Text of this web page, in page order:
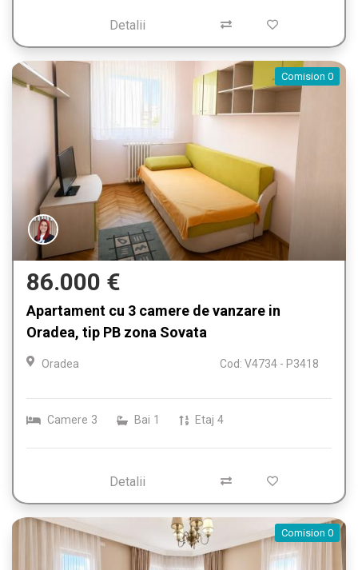
Detalii
Comision 0
86.000 €
Apartament cu 3 camere de vanzare in
Oradea, tip PB zona Sovata
Oradea Cod: V4734 - P3418
Camere 3 Bai 1 Etaj 4
Detalii
Comision 0